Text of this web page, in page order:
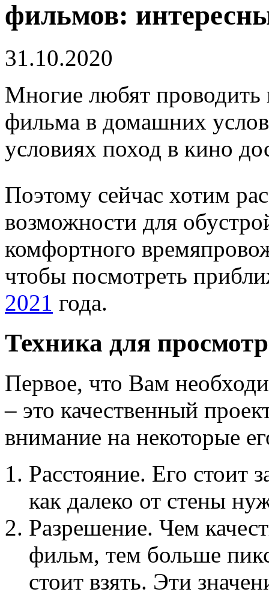
фильмов:
31.10.2020
Многие любят проводить
фильма в домашних
условиях поход в кино
Поэтому сейчас хотим
возможности для
комфортного
чтобы посмотреть
2021 года.
Техника для
Первое, что Вам
– это качественный
внимание на некоторые
Расстояние. Его стоит
как далеко от стены
Разрешение. Чем
фильм, тем больше
стоит взять. Эти